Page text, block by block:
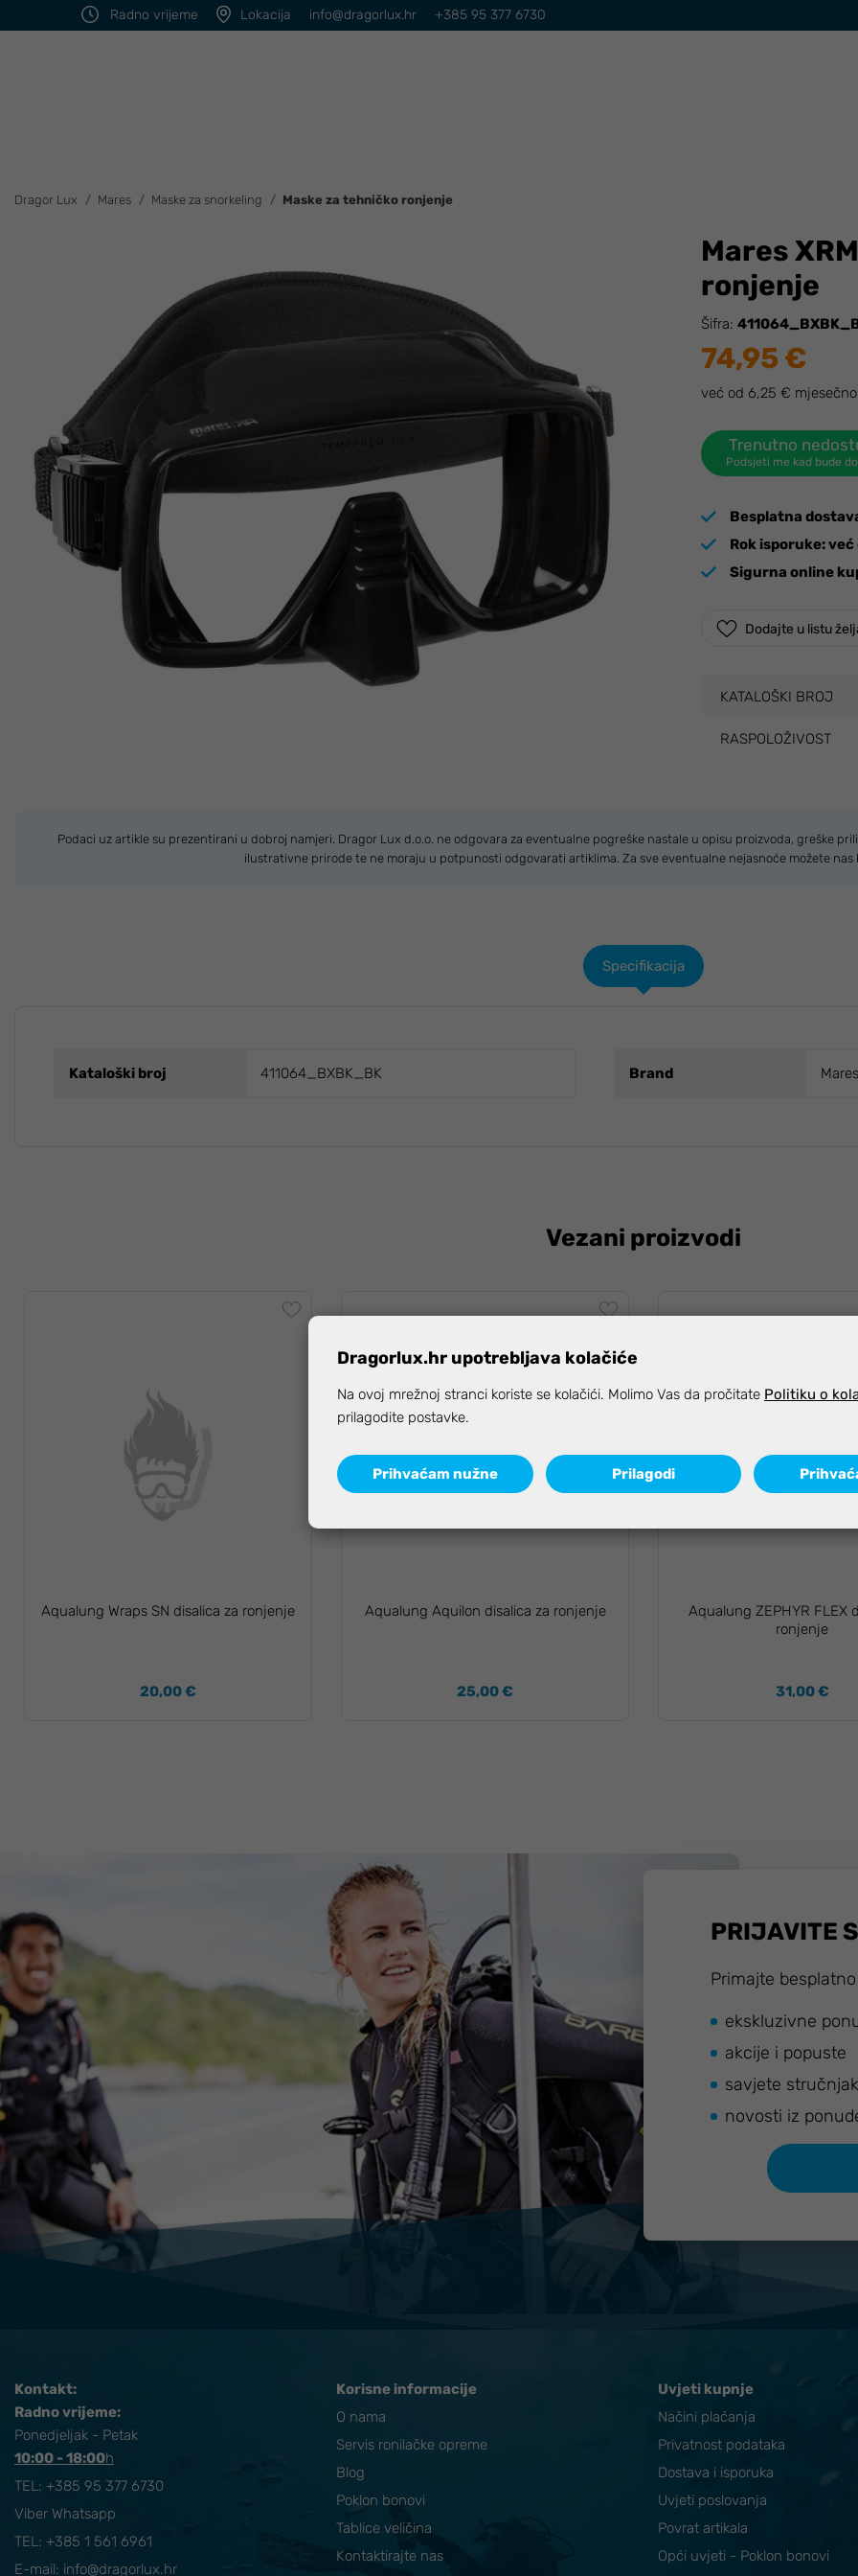
Radno vrijeme Lokacija info@dragorlux.hr +385 95 377 6730
Dragor Lux Mares Maske za snorkeling Maske za tehničko ronjenje
Mares
ronjenje
Šifra:
74,95 €
već od 6,25 € mjesečno
Trenutno
Podsjeti me kad bude
Besplatna
Rok isporuke:već
Sigurna online
Dodajte u listu
KATALOŠKI BROJ
RASPOLOŽIVOST
Podaci uz artikle su prezentirani u dobroj namjeri. Dragor Lux d.o.o. ne odgovara za eventualne pogreške nastale u opisu proizvoda, greške
ilustrativne prirode te ne moraju u potpunosti odgovarati artiklima. Za sve eventualne nejasnoće možete
Specifikacija
Kataloški broj 411064_BXBK_BK Brand Mares
Vezani proizvodi
Aqualung Wraps SN disalica za ronjenje
20,00 €
Aqualung Aquilon disalica za ronjenje
25,00 €
Aqualung ZEPHYR FLEX
ronjenje
31,00 €
PRIJAVITE
Primajte
ekskluzivne
akcije i popuste
savjete
novosti iz
Kontakt:
Radno vrijeme:
Ponedjeljak - Petak
10:00 - 18:00​h
TEL: +385 95 377 6730
Viber Whatsapp
TEL: +385 1 561 6961
E-mail: info@dragorlux.hr
Korisne informacije
O nama
Servis ronilačke opreme
Blog
Poklon bonovi
Tablice veličina
Kontaktirajte nas
Uvjeti kupnje
Načini plaćanja
Privatnost podataka
Dostava i isporuka
Uvjeti poslovanja
Povrat artikala
Opći uvjeti - Poklon bonovi
Dragorlux.hr upotrebljava kolačiće
Na ovoj mrežnoj stranci koriste se kolačići. Molimo Vas da pročitate Politiku o
prilagodite postavke.
Prihvaćam nužne Prilagodi